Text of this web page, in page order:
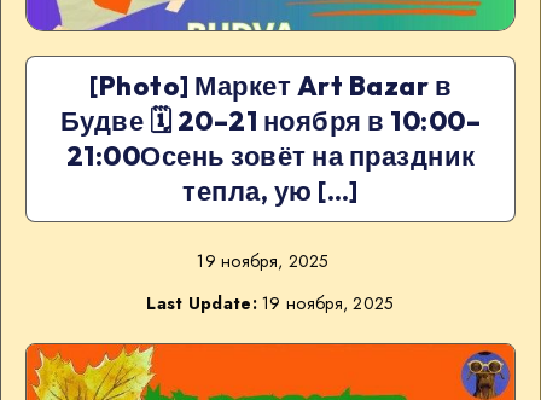
[Photo] Маркет Art Bazar в
Будве 🗓 20–21 ноября в 10:00–
21:00Осень зовёт на праздник
тепла, ую […]
19 ноября, 2025
Last Update:19 ноября, 2025